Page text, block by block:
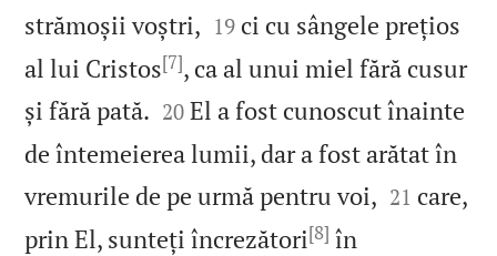
strămoșii voștri, 

19 ci cu sângele prețios
al lui Cristos[7], ca al unui miel fără cusur
și fără pată. 

20 El a fost cunoscut înainte
de întemeierea lumii, dar a fost arătat în
vremurile de pe urmă pentru voi, 

21 care,
prin El, sunteți încrezători[8] în